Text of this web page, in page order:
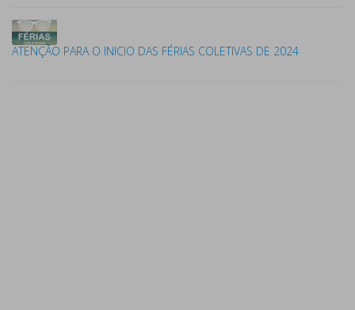
ATENÇÃO PARA O INICIO DAS FÉRIAS COLETIVAS DE 2024